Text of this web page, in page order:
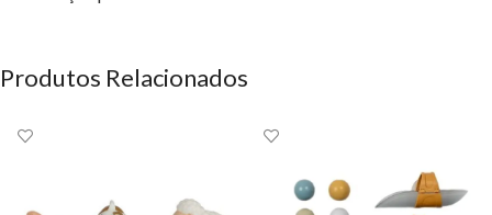
Produtos Relacionados